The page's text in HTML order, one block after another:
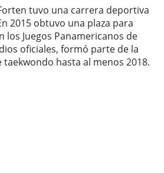
tuvo una carrera deportiva
2015 obtuvo una plaza para
los Juegos Panamericanos de
oficiales, formó parte de la
hasta al menos 2018.